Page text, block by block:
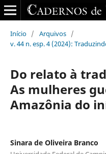
Início / Arquivos /
v. 44 n. esp. 4 (2024):
Do relato à
As mulheres
Amazônia do
Sinara de Oliveira Branco